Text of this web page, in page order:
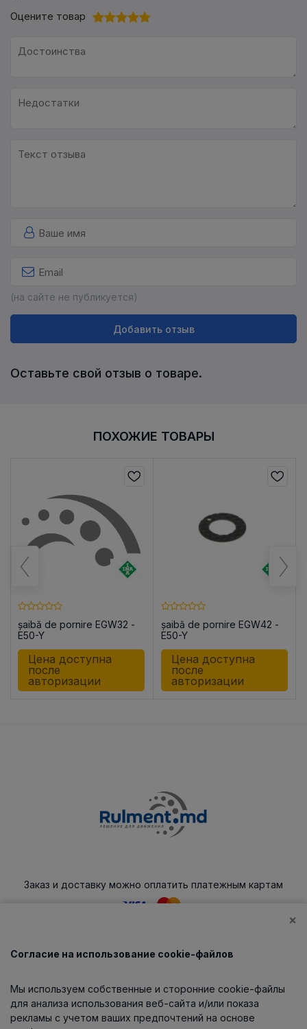
Оцените товар
(на сайте не публикуется)
Добавить отзыв
Оставьте свой отзыв о товаре.
ПОХОЖИЕ ТОВАРЫ
șaibă de pornire EGW32 -
E50-Y
Цена доступна
после
авторизации
șaibă de pornire EGW42 -
E50-Y
Цена доступна
после
авторизации
Заказ и доставку можно оплатить платежным картам
Каталог
О компании
×
Согласие на использование cookie-файлов
Мы используем собственные и сторонние cookie-файлы
для анализа использования веб-сайта и/или показа
рекламы с учетом ваших предпочтений на основе